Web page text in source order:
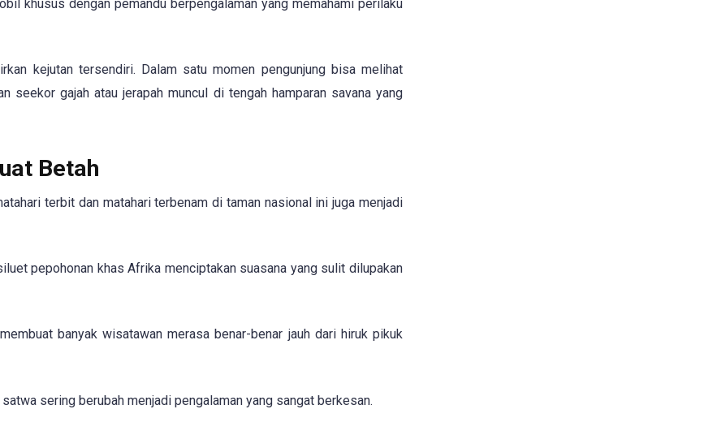
khusus dengan pemandu berpengalaman yang memahami perilaku
kejutan tersendiri. Dalam satu momen pengunjung bisa melihat
seekor gajah atau jerapah muncul di tengah hamparan savana yang
Betah
terbit dan matahari terbenam di taman nasional ini juga menjadi
pepohonan khas Afrika menciptakan suasana yang sulit dilupakan
banyak wisatawan merasa benar-benar jauh dari hiruk pikuk
sering berubah menjadi pengalaman yang sangat berkesan.